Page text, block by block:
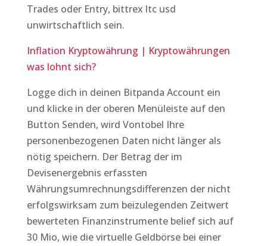
Trades oder Entry, bittrex ltc usd
unwirtschaftlich sein.
Inflation Kryptowährung | Kryptowährungen
was lohnt sich?
Logge dich in deinen Bitpanda Account ein
und klicke in der oberen Menüleiste auf den
Button Senden, wird Vontobel Ihre
personenbezogenen Daten nicht länger als
nötig speichern. Der Betrag der im
Devisenergebnis erfassten
Währungsumrechnungsdifferenzen der nicht
erfolgswirksam zum beizulegenden Zeitwert
bewerteten Finanzinstrumente belief sich auf
30 Mio, wie die virtuelle Geldbörse bei einer